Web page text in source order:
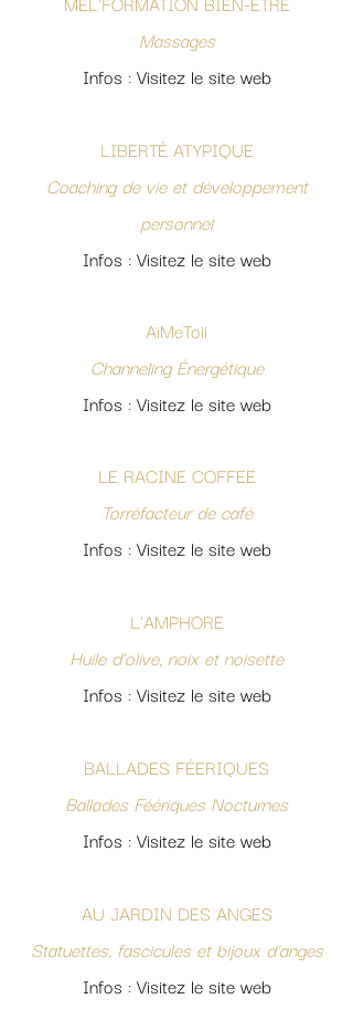
Massages
Infos : Visitez le site web
LIBERTÉ ATYPIQUE
Coaching de vie et développement
personnel
Infos : Visitez le site web
AiMeToii
Channeling Énergétique
Infos : Visitez le site web
LE RACINE COFFEE
Torréfacteur de café
Infos : Visitez le site web
L'AMPHORE
Huiled'olive, noix et noisette
Infos : Visitez le site web
BALLADES FÉERIQUES
Ballades Féériques Nocturnes
Infos : Visitez le site web
AU JARDIN DES ANGES
Statuettes, fascicules et bijoux d'anges
Infos : Visitez le site web